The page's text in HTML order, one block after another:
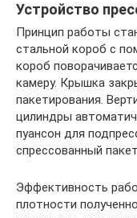
Устройство
Принцип работы
стальной короб с
короб
камеру. Крышка
пакетирования.
цилиндры
пуансон для
спрессованный
Эффективность
плотности